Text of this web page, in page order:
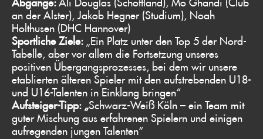
an der Alster), Jakob Hegner (Studium), Noah
Holthusen (DHC Hannover)
Sportliche Ziele: „Ein Platz unter den Top 5 der Nord-
Tabelle, aber vor allem die Fortsetzung unseres
positiven Übergangsprozesses, bei dem wir unsere
etablierten älteren Spieler mit den aufstrebenden U18-
und U16-Talenten in Einklang bringen“
Aufsteiger-Tipp: „Schwarz-Weiß Köln – ein Team mit
guter Mischung aus erfahrenen Spielern und einigen
aufregenden jungen Talenten“